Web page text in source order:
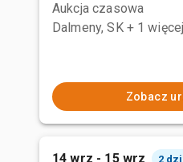
Aukcja czasowa
Dalmeny, SK + 1 więcej
Zobacz
14 wrz - 15 wrz 2